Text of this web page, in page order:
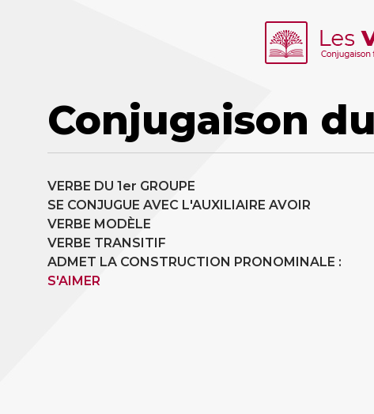
Conjugaison
VERBE DU 1er GROUPE
SE CONJUGUE AVEC L'AUXILIAIRE AVOIR
VERBE MODÈLE
VERBE TRANSITIF
ADMET LA CONSTRUCTION PRONOMINALE :
S'AIMER